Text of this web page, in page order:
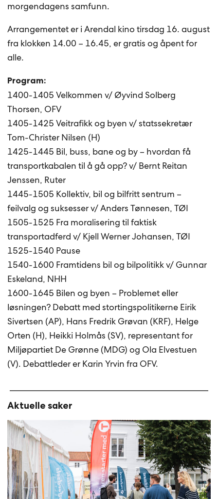
morgendagens samfunn.
Arrangementet er i Arendal kino tirsdag 16. august
fra klokken 14.00 – 16.45, er gratis og åpent for
alle.
Program:
1400-1405 Velkommen v/ Øyvind Solberg
Thorsen, OFV
1405-1425 Veitrafikk og byen v/ statssekretær
Tom-Christer Nilsen (H)
1425-1445 Bil, buss, bane og by – hvordan få
transportkabalen til å gå opp? v/ Bernt Reitan
Jenssen, Ruter
1445-1505 Kollektiv, bil og bilfritt sentrum –
feilvalg og suksesser v/ Anders Tønnesen, TØI
1505-1525 Fra moralisering til faktisk
transportadferd v/ Kjell Werner Johansen, TØI
1525-1540 Pause
1540-1600 Framtidens bil og bilpolitikk v/ Gunnar
Eskeland, NHH
1600-1645 Bilen og byen – Problemet eller
løsningen? Debatt med stortingspolitikerne Eirik
Sivertsen (AP), Hans Fredrik Grøvan (KRF), Helge
Orten (H), Heikki Holmås (SV), representant for
Miljøpartiet De Grønne (MDG) og Ola Elvestuen
(V). Debattleder er Karin Yrvin fra OFV.
Aktuelle saker